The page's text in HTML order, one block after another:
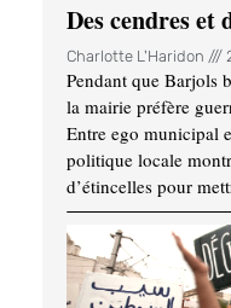
Des cendres et
Charlotte L'Haridon
Pendant que Barjols
la mairie préfère
Entre ego municipal
politique locale
d’étincelles pour